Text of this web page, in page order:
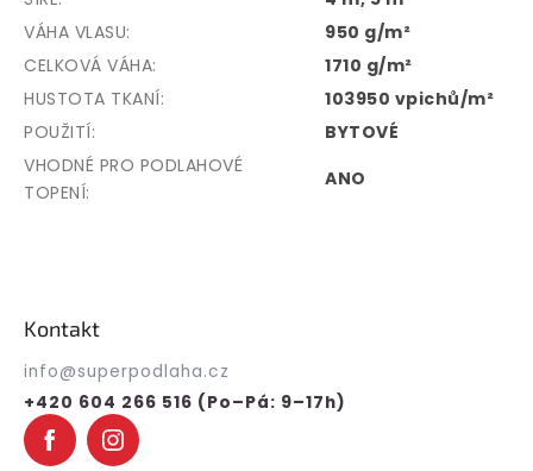
VÁHA VLASU:
950 g/m²
CELKOVÁ VÁHA:
1710 g/m²
HUSTOTA TKANÍ:
103950 vpichů/m²
POUŽITÍ:
BYTOVÉ
VHODNÉ PRO PODLAHOVÉ
TOPENÍ:
ANO
Kontakt
info@superpodlaha.cz
+420 604 266 516 (Po–Pá: 9–17h)